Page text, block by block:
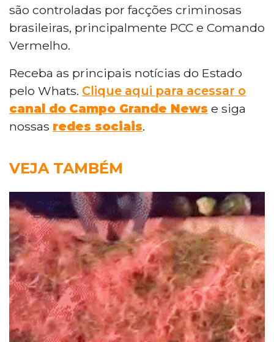
são controladas por facções criminosas
brasileiras, principalmente PCC e Comando
Vermelho.
Receba as principais notícias do Estado
pelo Whats. Clique aqui para acessar o
canal do Campo Grande News e siga
nossas redes sociais.
VEJA TAMBÉM